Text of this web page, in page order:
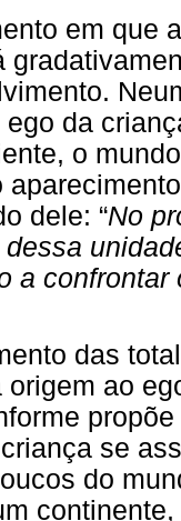
em que
da
o
dele: “No
a
das
ao
se
do
continente